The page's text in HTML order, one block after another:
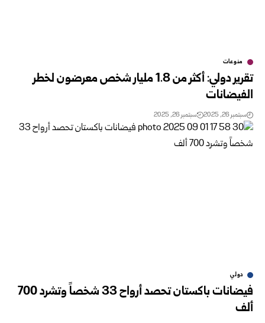
منوعات
تقرير دولي: أكثر من 1.8 مليار شخص معرضون لخطر
الفيضانات
سبتمبر 26, 2025 سبتمبر 26, 2025
دولي
فيضانات باكستان تحصد أرواح 33 شخصاً وتشرد 700
ألف